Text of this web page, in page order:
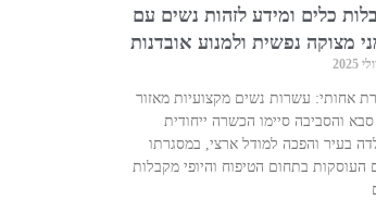
כלים ומידע לזהות נשים עם
מצוקה נפשית ולמנוע אובדנות
אחותי: עשרות נשים מקצועיות מאזור
והסביבה סיימו הכשרה ייחודית
בעיר והפכה למודל ארצי, במסגרתו
העוסקות בתחום הטיפוח והיופי מקבלות